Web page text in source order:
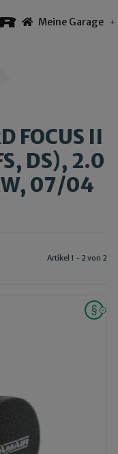
Meine Garage
FOCUS II
DS), 2.0
07/04
Artikel 1 - 2 von 2